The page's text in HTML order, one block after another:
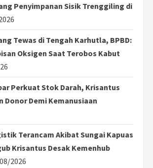
Penyimpanan Sisik Trenggiling di
Tewas di Tengah Karhutla, BPBD:
Oksigen Saat Terobos Kabut
Perkuat Stok Darah, Krisantus
Donor Demi Kemanusiaan
Terancam Akibat Sungai Kapuas
Krisantus Desak Kemenhub
2026